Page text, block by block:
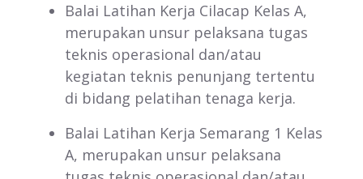
Balai Latihan Kerja Cilacap Kelas A,
merupakan unsur pelaksana tugas
teknis operasional dan/atau
kegiatan teknis penunjang tertentu
di bidang pelatihan tenaga kerja.
Balai Latihan Kerja Semarang 1 Kelas
A, merupakan unsur pelaksana